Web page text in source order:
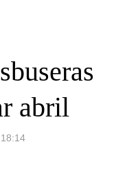
abril